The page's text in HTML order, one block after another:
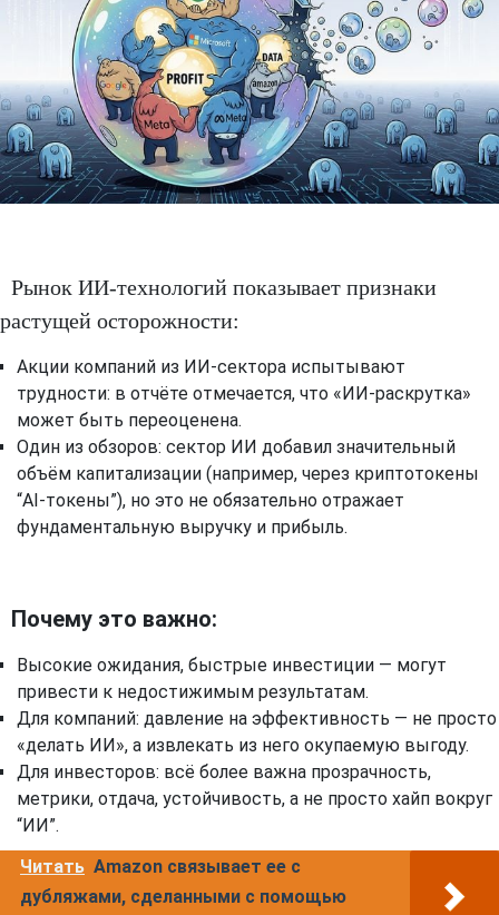
Рынок ИИ-технологий показывает признаки
растущей осторожности:
Акции компаний из ИИ-сектора испытывают
трудности: в отчёте отмечается, что «ИИ-раскрутка»
может быть переоценена.
Один из обзоров: сектор ИИ добавил значительный
объём капитализации (например, через криптотокены
“AI-токены”), но это не обязательно отражает
фундаментальную выручку и прибыль.
Почему это важно:
Высокие ожидания, быстрые инвестиции — могут
привести к недостижимым результатам.
Для компаний: давление на эффективность — не просто
«делать ИИ», а извлекать из него окупаемую выгоду.
Для инвесторов: всё более важна прозрачность,
метрики, отдача, устойчивость, а не просто хайп вокруг
“ИИ”.
Читать Amazon связывает ее с
дубляжами, сделанными с помощью